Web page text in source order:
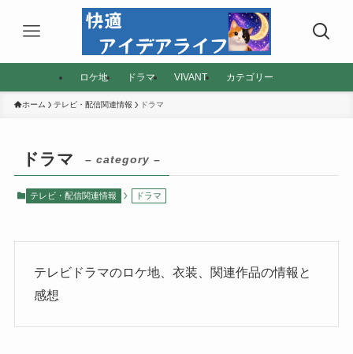
ロケ地 ドラマ VIVANT カテゴリー
ホーム テレビ・配信関連情報 ドラマ
ドラマ – category –
テレビ・配信関連情報 ドラマ
テレビドラマのロケ地、衣装、関連作品の情報と
感想